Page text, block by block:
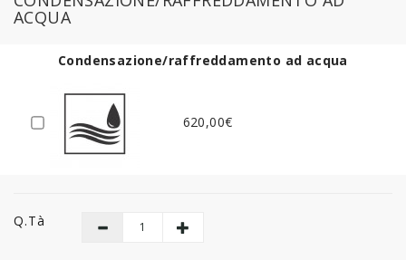
ACQUA
Condensazione/raffreddamento ad acqua
620,00€
Q.tà